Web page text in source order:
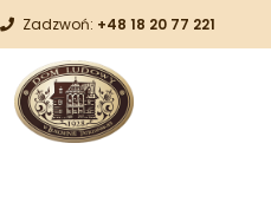
Zadzwoń: +48 18 20 77 221